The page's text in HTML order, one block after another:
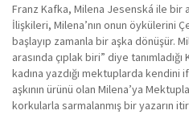
Franz Kafka, Milena Jesenská ile bir
İlişkileri, Milena’nın onun öykülerini
başlayıp zamanla bir aşka dönüşür.
arasında çıplak biri” diye
kadına yazdığı mektuplarda kendini
aşkının ürünü olan Milena’ya
korkularla sarmalanmış bir yazarın